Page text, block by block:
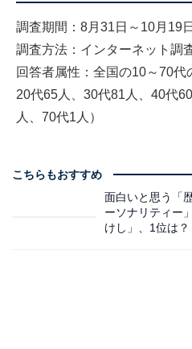
調査期間：8月31日～10月19日
調査方法：インターネット調
回答者属性：全国の10～70代
20代65人、30代81人、40代
人、70代1人）
こちらもおすすめ
面白いと思う「
ーソナリティー
けし」、1位は？